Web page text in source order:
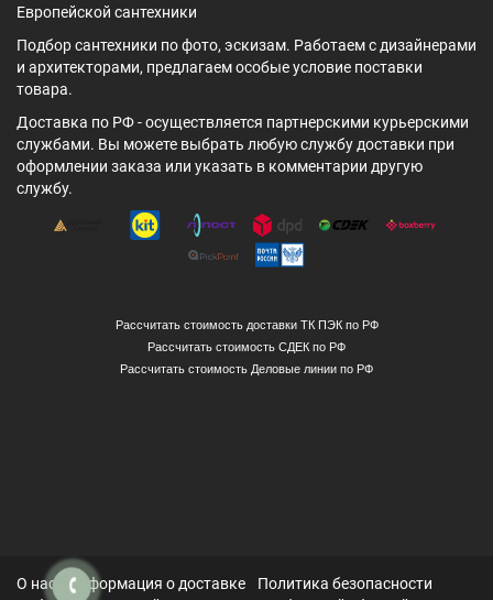
Европейской сантехники
Подбор сантехники по фото, эскизам. Работаем с дизайнерами
и архитекторами, предлагаем особые условие поставки
товара.
Доставка по РФ - осуществляется партнерскими курьерскими
службами. Вы можете выбрать любую службу доставки при
оформлении заказа или указать в комментарии другую
службу.
Рассчитать стоимость доставки ТК ПЭК по РФ
Рассчитать стоимость СДЕК по РФ
Рассчитать стоимость Деловые линии по РФ
О нас Информация о доставке
Политика безопасности